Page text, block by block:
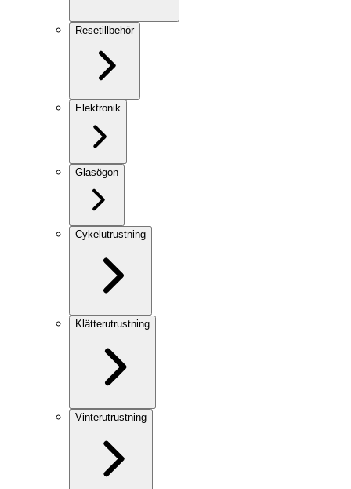
Resetillbehör
Elektronik
Glasögon
Cykelutrustning
Klätterutrustning
Vinterutrustning